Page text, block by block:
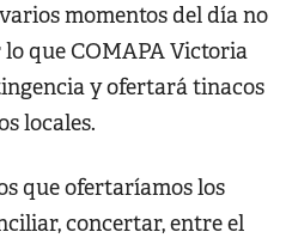
momentos del día no
que COMAPA Victoria
y ofertará tinacos
locales.
que ofertaríamos los
concertar, entre el